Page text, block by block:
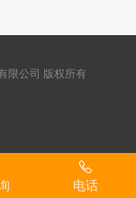
限公司 版权所有
电话